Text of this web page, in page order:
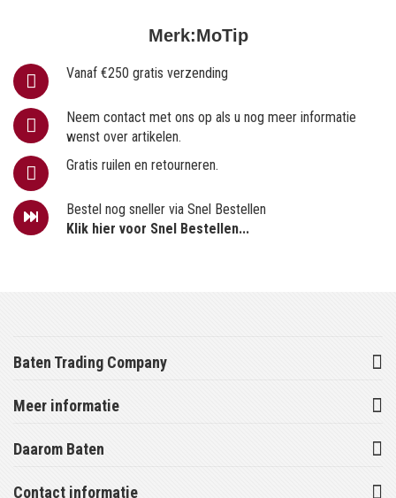
Merk:MoTip
Vanaf €250 gratis verzending
Neem contact met ons op als u nog meer informatie
wenst over artikelen.
Gratis ruilen en retourneren.
Bestel nog sneller via Snel Bestellen
Klik hier voor Snel Bestellen...
Baten Trading Company
Meer informatie
Daarom Baten
Contact informatie